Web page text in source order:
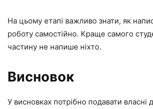
На цьому етапі важливо знати, як
роботу самостійно. Краще самого
частину не напише ніхто.
Висновок
У висновках потрібно подавати власні